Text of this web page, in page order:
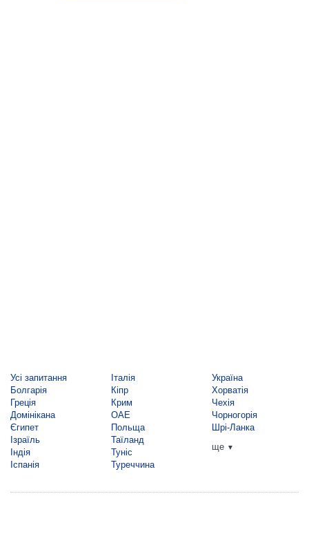
Усі запитання
Болгарія
Греція
Домінікана
Єгипет
Ізраїль
Індія
Іспанія
Італія
Кіпр
Крим
ОАЕ
Польща
Таїланд
Туніс
Туреччина
Україна
Хорватія
Чехія
Чорногорія
Шрі-Ланка
ще ▼